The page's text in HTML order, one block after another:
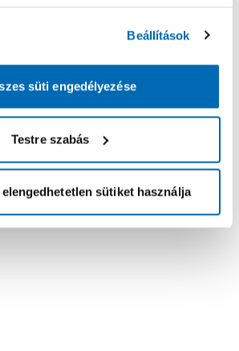
Beállítások
süti engedélyezése
Testre szabás
sütiket használja